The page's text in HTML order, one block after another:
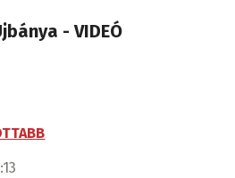
- VIDEÓ